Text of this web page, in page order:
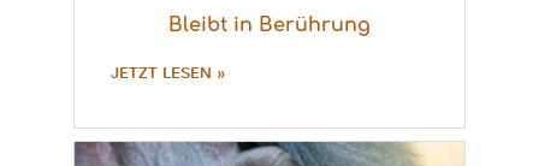
Bleibt in Berührung
JETZT LESEN »